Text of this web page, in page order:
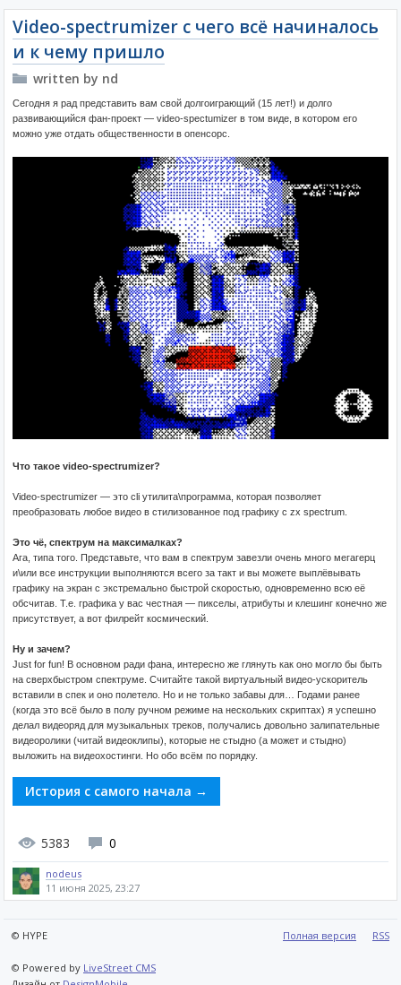
Video-spectrumizer с чего всё начиналось
и к чему пришло
written by nd
Сегодня я рад представить вам свой долгоиграющий (15 лет!) и долго
развивающийся фан-проект — video-spectumizer в том виде, в котором его
можно уже отдать общественности в опенсорс.
Что такое video-spectrumizer?
Video-spectrumizer — это cli утилита\программа, которая позволяет
преобразовать любое видео в стилизованное под графику с zx spectrum.
Это чё, спектрум на максималках?
Ага, типа того. Представьте, что вам в спектрум завезли очень много мегагерц
и\или все инструкции выполняются всего за такт и вы можете выплёвывать
графику на экран с экстремально быстрой скоростью, одновременно всю её
обсчитав. Т.е. графика у вас честная — пикселы, атрибуты и клешинг конечно же
присутствует, а вот филрейт космический.
Ну и зачем?
Just for fun! В основном ради фана, интересно же глянуть как оно могло бы быть
на сверхбыстром спектруме. Cчитайте такой виртуальный видео-ускоритель
вставили в спек и оно полетело. Но и не только забавы для… Годами ранее
(когда это всё было в полу ручном режиме на нескольких скриптах) я успешно
делал видеоряд для музыкальных треков, получались довольно залипательные
видеоролики (читай видеоклипы), которые не стыдно (а может и стыдно)
выложить на видеохостинги. Но обо всём по порядку.
История с самого начала →
5383 0
nodeus
11 июня 2025, 23:27
Полная версия RSS
© HYPE
© Powered by LiveStreet CMS